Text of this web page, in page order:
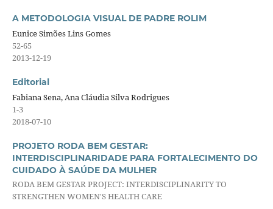
A METODOLOGIA VISUAL DE PADRE ROLIM
Eunice Simões Lins Gomes
52-65
2013-12-19
Editorial
Fabiana Sena, Ana Cláudia Silva Rodrigues
1-3
2018-07-10
PROJETO RODA BEM GESTAR:
INTERDISCIPLINARIDADE PARA FORTALECIMENTO DO
CUIDADO À SAÚDE DA MULHER
RODA BEM GESTAR PROJECT: INTERDISCIPLINARITY TO
STRENGTHEN WOMEN'S HEALTH CARE